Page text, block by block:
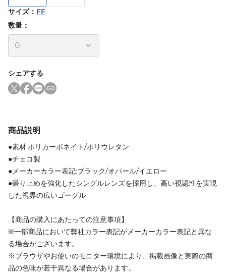
サイズ： FF
数量：
シェアする
商品説明
●素材:ポリカーボネイト/ポリウレタン
●チェコ製
●メーカーカラー表記:ブラック/オパール/イエロー
●曇り止めを強化したシングルレンズを採用し、高い視認性を実現
した視界の広いゴーグル
【商品の購入にあたっての注意事項】
※一部商品において弊社カラー表記がメーカーカラー表記と異な
る場合がございます。
※ブラウザやお使いのモニター環境により、掲載画像と実際の商
品の色味が若干異なる場合があります。